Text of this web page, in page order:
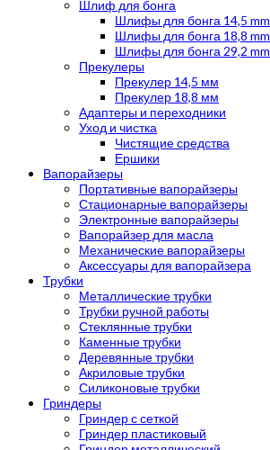
Шлиф для бонга
Шлифы для бонга 14,5 mm
Шлифы для бонга 18,8 mm
Шлифы для бонга 29,2 mm
Прекулеры
Прекулер 14,5 мм
Прекулер 18,8 мм
Адаптеры и переходники
Уход и чистка
Чистящие средства
Ершики
Вапорайзеры
Портативные вапорайзеры
Стационарные вапорайзеры
Электронные вапорайзеры
Вапорайзер для масла
Механические вапорайзеры
Аксессуары для вапорайзера
Трубки
Металлические трубки
Трубки ручной работы
Стеклянные трубки
Каменные трубки
Деревянные трубки
Акриловые трубки
Силиконовые трубки
Гриндеры
Гриндер с сеткой
Гриндер пластиковый